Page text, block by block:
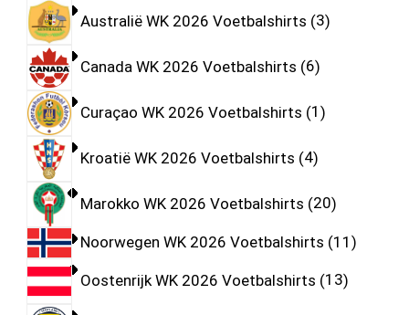
Australië WK 2026 Voetbalshirts 3
Canada WK 2026 Voetbalshirts 6
Curaçao WK 2026 Voetbalshirts 1
Kroatië WK 2026 Voetbalshirts 4
Marokko WK 2026 Voetbalshirts 20
Noorwegen WK 2026 Voetbalshirts 11
Oostenrijk WK 2026 Voetbalshirts 13